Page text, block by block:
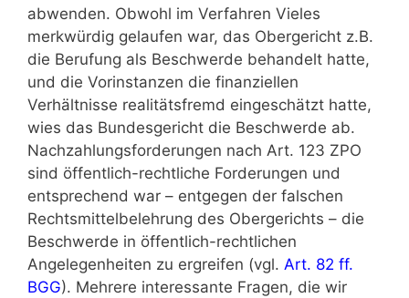
abwenden. Obwohl im Verfahren Vieles
merkwürdig gelaufen war, das Obergericht z.B.
die Berufung als Beschwerde behandelt hatte,
und die Vorinstanzen die finanziellen
Verhältnisse realitätsfremd eingeschätzt hatte,
wies das Bundesgericht die Beschwerde ab.
Nachzahlungsforderungen nach Art. 123 ZPO
sind öffentlich-rechtliche Forderungen und
entsprechend war – entgegen der falschen
Rechtsmittelbelehrung des Obergerichts – die
Beschwerde in öffentlich-rechtlichen
Angelegenheiten zu ergreifen (vgl. Art. 82 ff.
BGG). Mehrere interessante Fragen, die wir